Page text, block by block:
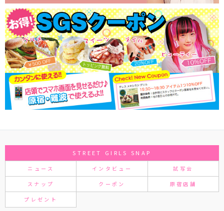
STREET GIRLS SNAP
ニュース インタビュー 試写会
スナップ クーポン 原宿店舗
プレゼント